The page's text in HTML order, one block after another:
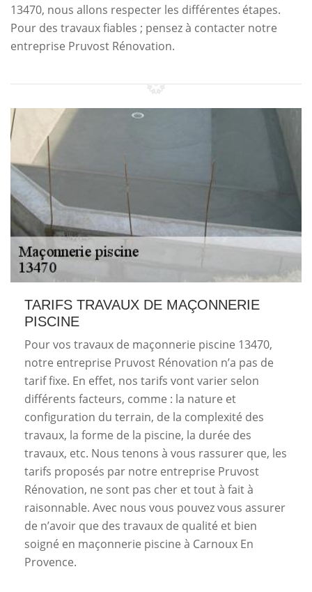
13470, nous allons respecter les différentes étapes.
Pour des travaux fiables ; pensez à contacter notre
entreprise Pruvost Rénovation.
TARIFS TRAVAUX DE MAÇONNERIE
PISCINE
Pour vos travaux de maçonnerie piscine 13470,
notre entreprise Pruvost Rénovation n’a pas de
tarif fixe. En effet, nos tarifs vont varier selon
différents facteurs, comme : la nature et
configuration du terrain, de la complexité des
travaux, la forme de la piscine, la durée des
travaux, etc. Nous tenons à vous rassurer que, les
tarifs proposés par notre entreprise Pruvost
Rénovation, ne sont pas cher et tout à fait à
raisonnable. Avec nous vous pouvez vous assurer
de n’avoir que des travaux de qualité et bien
soigné en maçonnerie piscine à Carnoux En
Provence.